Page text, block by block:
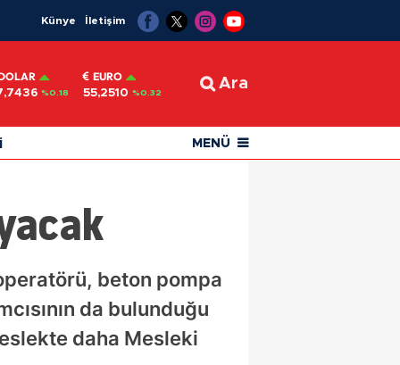
Künye İletişim
%0.18
EURO
55,2510 %0.32
Ara
MENÜ
beton pompa
da bulunduğu
daha Mesleki